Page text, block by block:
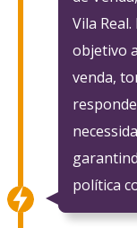
Vila
objetivo
venda,
política